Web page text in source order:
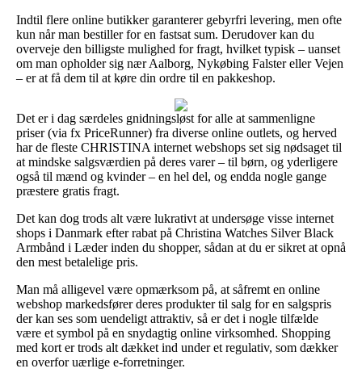
Indtil flere online butikker garanterer gebyrfri levering, men ofte
kun når man bestiller for en fastsat sum. Derudover kan du
overveje den billigste mulighed for fragt, hvilket typisk – uanset
om man opholder sig nær Aalborg, Nykøbing Falster eller Vejen
– er at få dem til at køre din ordre til en pakkeshop.
Det er i dag særdeles gnidningsløst for alle at sammenligne
priser (via fx PriceRunner) fra diverse online outlets, og herved
har de fleste CHRISTINA internet webshops set sig nødsaget til
at mindske salgsværdien på deres varer – til børn, og yderligere
også til mænd og kvinder – en hel del, og endda nogle gange
præstere gratis fragt.
Det kan dog trods alt være lukrativt at undersøge visse internet
shops i Danmark efter rabat på Christina Watches Silver Black
Armbånd i Læder inden du shopper, sådan at du er sikret at opnå
den mest betalelige pris.
Man må alligevel være opmærksom på, at såfremt en online
webshop markedsfører deres produkter til salg for en salgspris
der kan ses som uendeligt attraktiv, så er det i nogle tilfælde
være et symbol på en snydagtig online virksomhed. Shopping
med kort er trods alt dækket ind under et regulativ, som dækker
en overfor uærlige e-forretninger.